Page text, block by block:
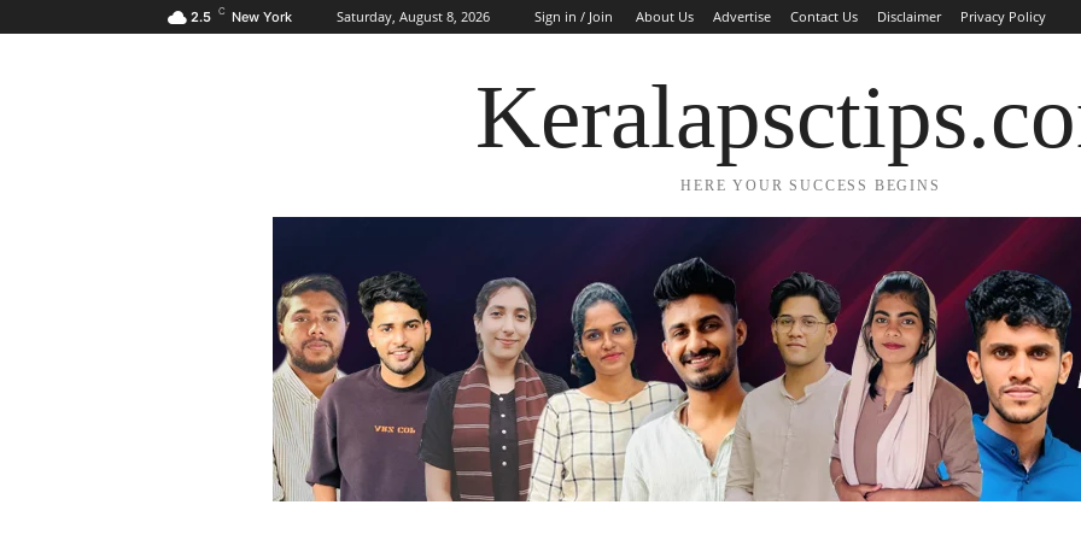
2.5 C New York Saturday, August 8, 2026 Sign in / Join About Us Advertise Contact Us Disclaimer Privacy Policy
HERE YOUR SUCCESS BEGINS